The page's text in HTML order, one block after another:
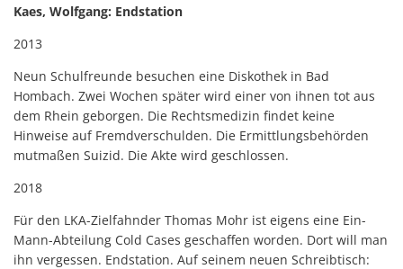
Kaes, Wolfgang: Endstation
2013
Neun Schulfreunde besuchen eine Diskothek in Bad
Hombach. Zwei Wochen später wird einer von ihnen tot aus
dem Rhein geborgen. Die Rechtsmedizin findet keine
Hinweise auf Fremdverschulden. Die Ermittlungsbehörden
mutmaßen Suizid. Die Akte wird geschlossen.
2018
Für den LKA-Zielfahnder Thomas Mohr ist eigens eine Ein-
Mann-Abteilung Cold Cases geschaffen worden. Dort will man
ihn vergessen. Endstation. Auf seinem neuen Schreibtisch: